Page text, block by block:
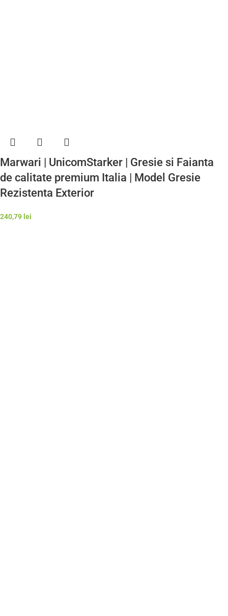
Marwari | UnicomStarker | Gresie si Faianta
de calitate premium Italia | Model Gresie
Rezistenta Exterior
240,79 lei